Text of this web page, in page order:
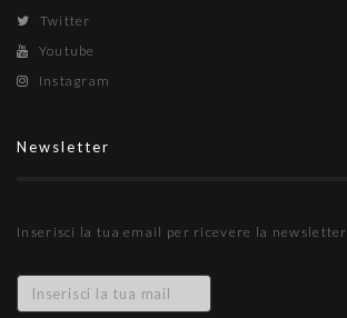
Twitter
Youtube
Instagram
Newsletter
Inserisci la tua email per ricevere la newsletter